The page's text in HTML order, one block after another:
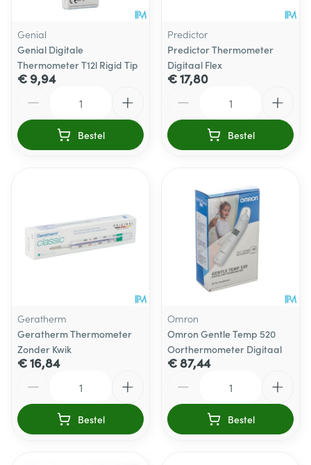
Genial
Genial Digitale
Thermometer T12l Rigid Tip
€ 9,94
Bestel
Predictor
Predictor Thermometer
Digitaal Flex
€ 17,80
Bestel
Geratherm
Geratherm Thermometer
Zonder Kwik
€ 16,84
Bestel
Omron
Omron Gentle Temp 520
Oorthermometer Digitaal
€ 87,44
Bestel